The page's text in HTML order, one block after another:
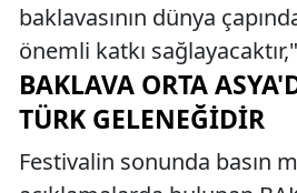
baklavasının dünya
önemli katkı
BAKLAVA ORTA
TÜRK GELENEĞIDIR
Festivalin sonunda basın